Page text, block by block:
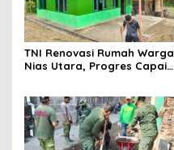
TNI Renovasi Rumah Warga
Nias Utara, Progres Capai